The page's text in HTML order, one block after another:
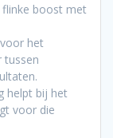
flinke boost met
het
tussen
helpt bij het
voor die